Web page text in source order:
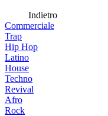
Indietro
Commerciale
Trap
Hip Hop
Latino
House
Techno
Revival
Afro
Rock